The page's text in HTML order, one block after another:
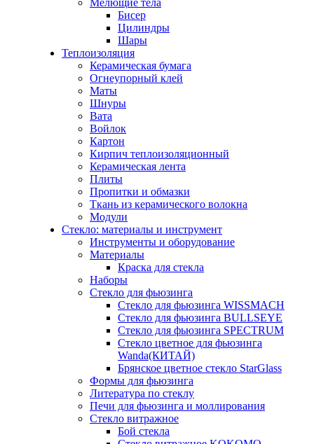
Мелющие тела
Бисер
Цилиндры
Шары
Теплоизоляция
Керамическая бумага
Огнеупорный клей
Маты
Шнуры
Вата
Войлок
Картон
Кирпич теплоизоляционный
Керамическая лента
Плиты
Пропитки и обмазки
Ткань из керамического волокна
Модули
Стекло: материалы и инструмент
Инструменты и оборудование
Материалы
Краска для стекла
Наборы
Стекло для фьюзинга
Стекло для фьюзинга WISSMACH
Стекло для фьюзинга BULLSEYE
Стекло для фьюзинга SPECTRUM
Стекло цветное для фьюзинга
Wanda(КИТАЙ)
Брянское цветное стекло StarGlass
Формы для фьюзинга
Литература по стеклу
Печи для фьюзинга и моллирования
Стекло витражное
Бой стекла